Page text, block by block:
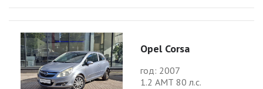
Opel Corsa
год: 2007
1.2 АМТ 80 л.с.